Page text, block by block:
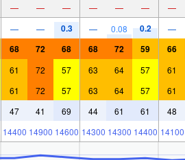
— — — — — — —
— — 0.3 — 0.08 0.2 —
68 72 68 68 72 59 66
61 72 57 63 64 57 61
61 72 57 63 64 57 61
47 41 69 44 61 61 48
14400 14900 14600 14300 14300 14400 14100